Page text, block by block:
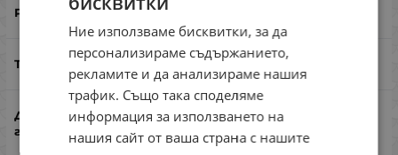
25
0.2-0.6
Ние използваме бисквитки, за да
персонализираме съдържанието,
рекламите и да анализираме нашия
трафик. Също така споделяме
информация за използването на
нашия сайт от ваша страна с нашите